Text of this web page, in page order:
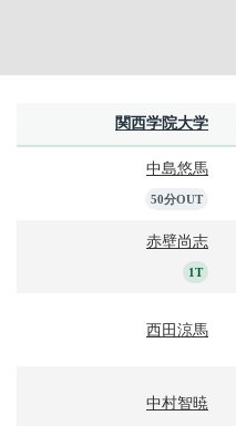
関西学院大学
中島悠馬
50分OUT
赤壁尚志
1T
西田涼馬
中村智暁